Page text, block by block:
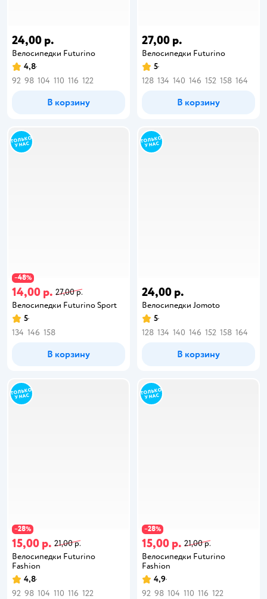
24,00 р.
Велосипедки Futurino
4,8
92 98 104 110 116 122
В корзину
27,00 р.
Велосипедки Futurino
5
128 134 140 146 152 158 164
В корзину
−48%
14,00 р. 27,00 р.
Велосипедки Futurino Sport
5
134 146 158
В корзину
24,00 р.
Велосипедки Jomoto
5
128 134 140 146 152 158 164
В корзину
−28%
15,00 р. 21,00 р.
Велосипедки Futurino
Fashion
4,8
92 98 104 110 116 122
−28%
15,00 р. 21,00 р.
Велосипедки Futurino
Fashion
4,9
92 98 104 110 116 122